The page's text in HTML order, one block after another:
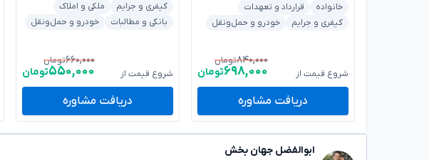
خانواده
قرارداد و تعهدات
کیفری و جرایم
خودرو و حمل‌ونقل
شروع قیمت از
۸۴۰,۰۰۰تومان
۶۹۸,۰۰۰تومان
دریافت مشاوره
کیفری و جرایم
ملکی و املاک
بانکی و مطالبات
خودرو و حمل‌ونقل
شروع قیمت از
۶۶۰,۰۰۰تومان
۵۵۰,۰۰۰تومان
دریافت مشاوره
ابوالفضل جهان بخش